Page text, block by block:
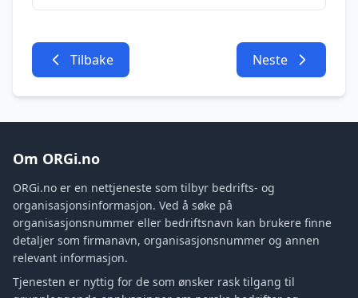
Tilbake Neste
Om ORGi.no
ORGi.no er en nettjeneste som tilbyr bedrifts- og
organisasjonsinformasjon. Ved å søke på
organisasjonsnummer eller bedriftsnavn kan brukere finne
detaljer som firmanavn, organisasjonsnummer og annen
relevant informasjon.
Tjenesten er nyttig for de som ønsker rask tilgang til